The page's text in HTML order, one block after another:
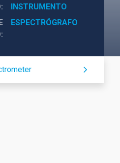
INSTRUMENTO
ESPECTRÓGRAFO